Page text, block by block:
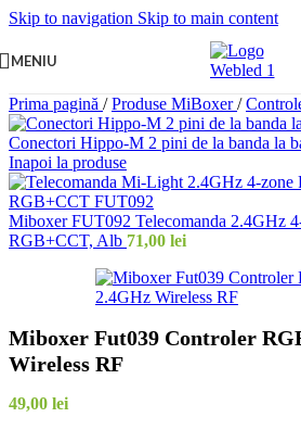
Skip to navigation Skip to main content
MENIU
Prima pagină / Produse MiBoxer/
Conectori Hippo-M 2 pini de la banda la
Inapoi la produse
Miboxer FUT092 Telecomanda 2.4GHz
RGB+CCT, Alb 71,00 lei
Miboxer Fut039 Controler
Wireless RF
49,00 lei